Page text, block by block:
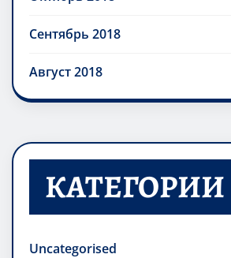
Сентябрь 2018
Август 2018
КАТЕГОРИИ
Uncategorised